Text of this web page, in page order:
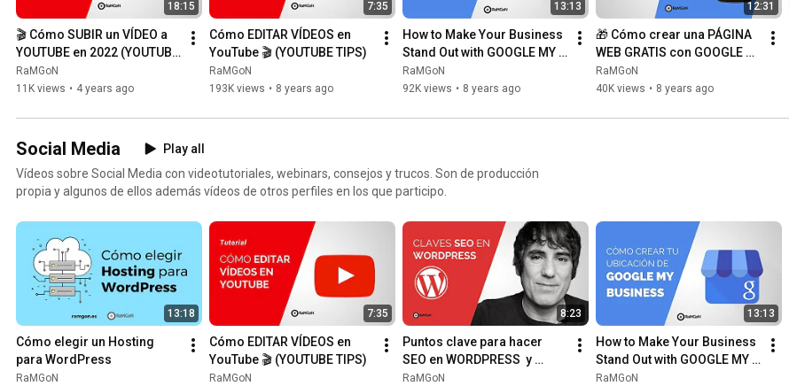
18:15
🎬 Cómo SUBIR un VÍDEO a
YOUTUBE en 2022 (YOUTUBE
TIPS)
RaMGoN
11K views • 4 years ago
7:35
Cómo EDITAR VÍDEOS en
YouTube 🎬 (YOUTUBE TIPS)
RaMGoN
193K views • 8 years ago
13:13
How to Make Your Business
Stand Out with GOOGLE MY
BUSINESS 2020 [Guide]
RaMGoN
92K views • 8 years ago
12:31
🎁 Cómo crear una PÁGINA
WEB GRATIS con GOOGLE
MY BUSINESS en 2019 (
Google Mi Negocio)
RaMGoN
40K views • 8 years ago
Social Media
Play all
Vídeos sobre Social Media con videotutoriales, webinars, consejos y trucos. Son de producción
propia y algunos de ellos además vídeos de otros perfiles en los que participo.
13:18
Cómo elegir un Hosting
para WordPress
RaMGoN
7:35
Cómo EDITAR VÍDEOS en
YouTube 🎬 (YOUTUBE TIPS)
RaMGoN
8:23
Puntos clave para hacer
SEO en WORDPRESS  y
aparecer en  el top de
RaMGoN
13:13
How to Make Your Business
Stand Out with GOOGLE MY
BUSINESS 2020 [Guide]
RaMGoN